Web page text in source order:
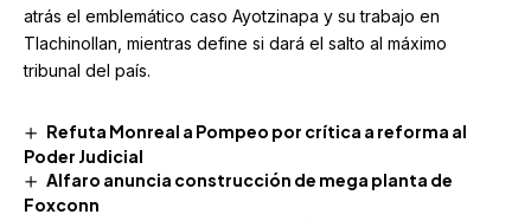
atrás el emblemático caso Ayotzinapa y su trabajo en
Tlachinollan, mientras define si dará el salto al máximo
tribunal del país.
Refuta Monreal a Pompeo por crítica a reforma al
Poder Judicial
Alfaro anuncia construcción de mega planta de
Foxconn